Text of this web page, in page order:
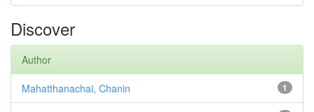
Discover
Author
1
Mahatthanachai, Chanin